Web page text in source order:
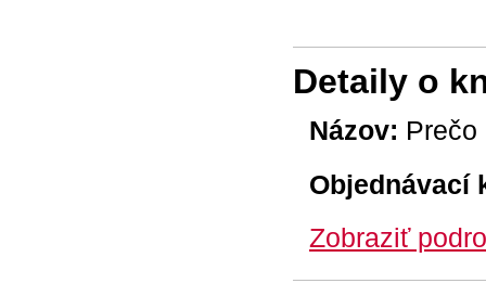
Detaily o
Názov: Prečo
Objednávací
Zobraziť